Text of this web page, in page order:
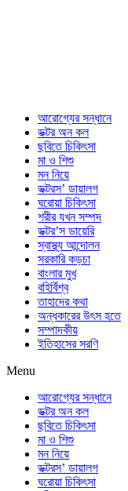
আরোগ্যের সন্ধানে
ডক্টর অন কল
ছবিতে চিকিৎসা
মা ও শিশু
মন নিয়ে
ডক্টরস’ ডায়ালগ
ঘরোয়া চিকিৎসা
শরীর যখন সম্পদ
ডক্টর’স ডায়েরি
স্বাস্থ্য আন্দোলন
সরকারি কড়চা
বাংলার মুখ
বহির্বিশ্ব
তাহাদের কথা
অন্ধকারের উৎস হতে
সম্পাদকীয়
ইতিহাসের সরণি
Menu
আরোগ্যের সন্ধানে
ডক্টর অন কল
ছবিতে চিকিৎসা
মা ও শিশু
মন নিয়ে
ডক্টরস’ ডায়ালগ
ঘরোয়া চিকিৎসা